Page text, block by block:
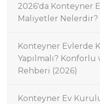
2026'da Konteyner
Maliyetler Nelerdir?
Konteyner Evlerde
Yapılmalı?
Rehberi (2026)
Konteyner Ev